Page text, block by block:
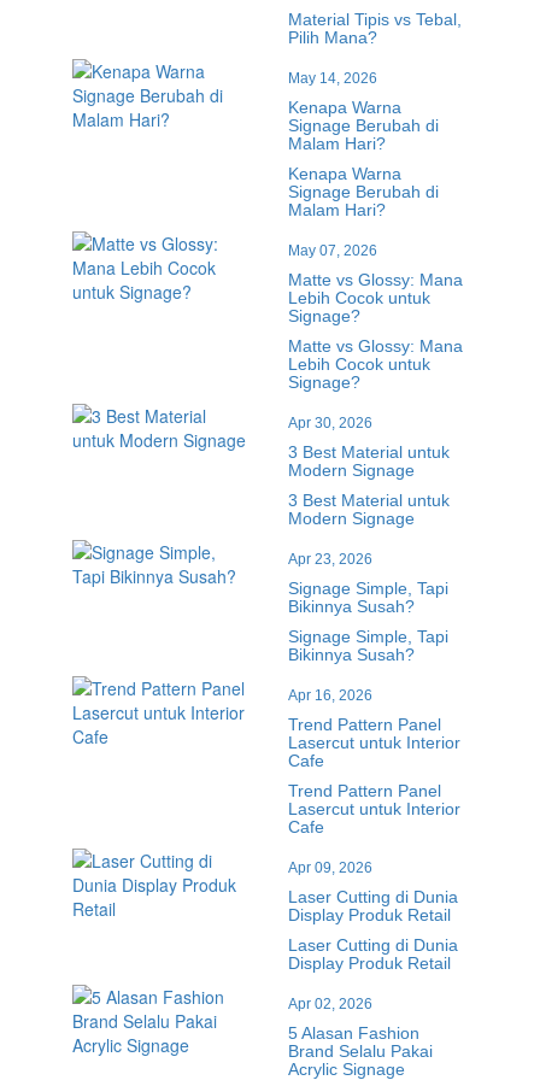
Material Tipis vs Tebal,
Pilih Mana?
May 14, 2026
Kenapa Warna
Signage Berubah di
Malam Hari?
Kenapa Warna
Signage Berubah di
Malam Hari?
May 07, 2026
Matte vs Glossy: Mana
Lebih Cocok untuk
Signage?
Matte vs Glossy: Mana
Lebih Cocok untuk
Signage?
Apr 30, 2026
3 Best Material untuk
Modern Signage
3 Best Material untuk
Modern Signage
Apr 23, 2026
Signage Simple, Tapi
Bikinnya Susah?
Signage Simple, Tapi
Bikinnya Susah?
Apr 16, 2026
Trend Pattern Panel
Lasercut untuk Interior
Cafe
Trend Pattern Panel
Lasercut untuk Interior
Cafe
Apr 09, 2026
Laser Cutting di Dunia
Display Produk Retail
Laser Cutting di Dunia
Display Produk Retail
Apr 02, 2026
5 Alasan Fashion
Brand Selalu Pakai
Acrylic Signage